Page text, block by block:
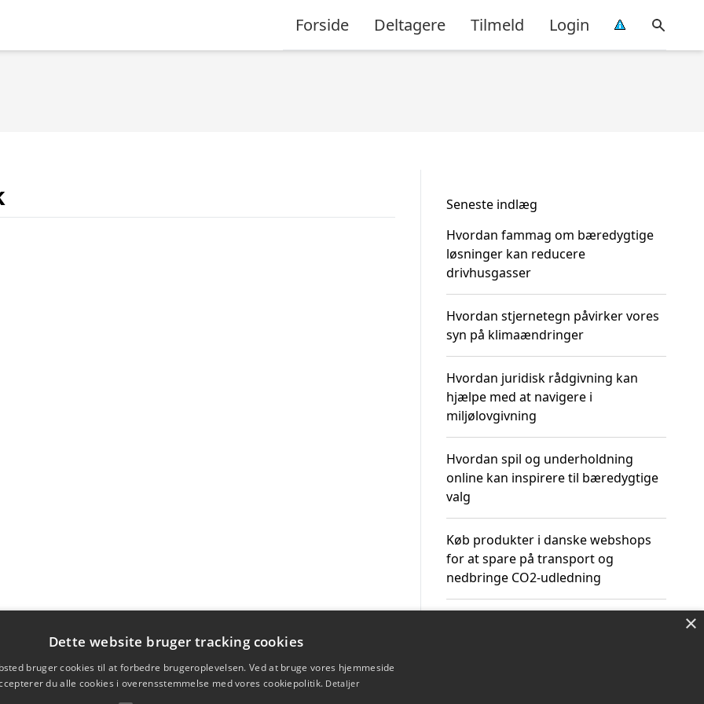
Forside Deltagere Tilmeld Login
Seneste indlæg
Hvordan fammag om bæredygtige
løsninger kan reducere
drivhusgasser
Hvordan stjernetegn påvirker vores
syn på klimaændringer
Hvordan juridisk rådgivning kan
hjælpe med at navigere i
miljølovgivning
Hvordan spil og underholdning
online kan inspirere til bæredygtige
valg
Køb produkter i danske webshops
for at spare på transport og
nedbringe CO2-udledning
×
Dette website bruger tracking cookies
bruger cookies til at forbedre brugeroplevelsen. Ved at bruge vores hjemmeside
du alle cookies i overensstemmelse med vores cookiepolitik. Detaljer